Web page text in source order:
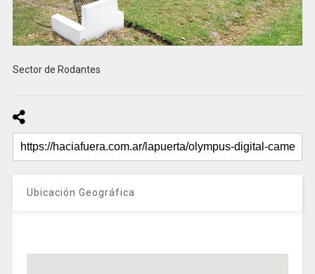
Sector de Rodantes
Ubicación Geográfica